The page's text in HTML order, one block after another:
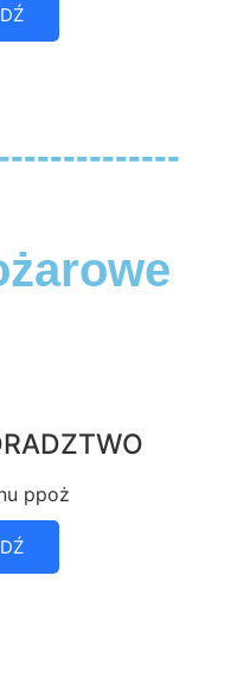
ppoż